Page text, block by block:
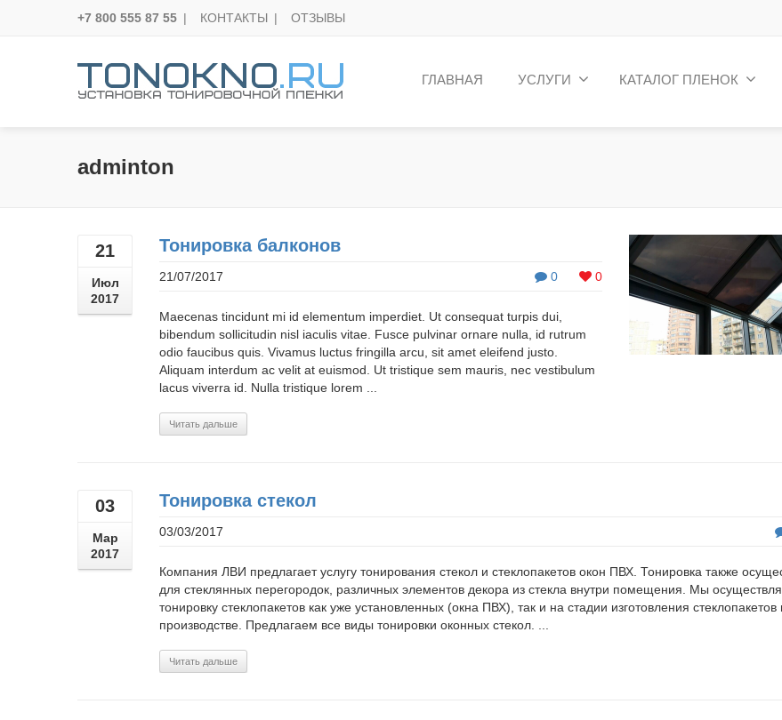
+7 800 555 87 55 | КОНТАКТЫ | ОТЗЫВЫ
ГЛАВНАЯ УСЛУГИ КАТАЛОГ ПЛЕНОК
adminton
21
Июл
2017
Тонировка балконов
0 0
21/07/2017
Maecenas tincidunt mi id elementum imperdiet. Ut consequat turpis dui,
bibendum sollicitudin nisl iaculis vitae. Fusce pulvinar ornare nulla, id rutrum
odio faucibus quis. Vivamus luctus fringilla arcu, sit amet eleifend justo.
Aliquam interdum ac velit at euismod. Ut tristique sem mauris, nec vestibulum
lacus viverra id. Nulla tristique lorem ...
Читать дальше
03
Мар
2017
Тонировка стекол
03/03/2017
Компания ЛВИ предлагает услугу тонирования стекол и стеклопакетов окон ПВХ. Тонировка также
для стеклянных перегородок, различных элементов декора из стекла внутри помещения. Мы
тонировку стеклопакетов как уже установленных (окна ПВХ), так и на стадии изготовления
производстве. Предлагаем все виды тонировки оконных стекол. ...
Читать дальше